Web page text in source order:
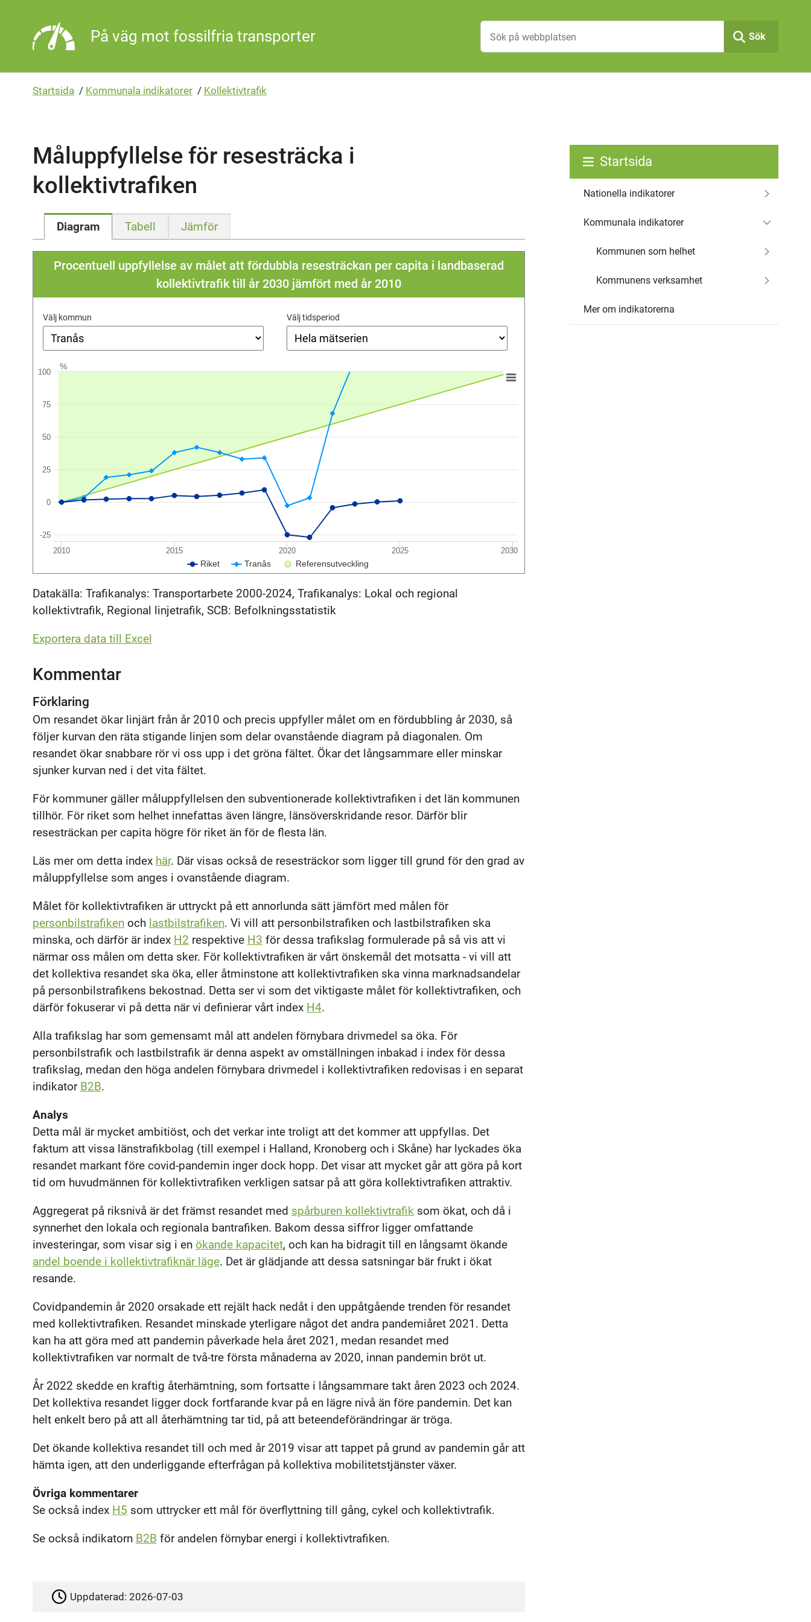
På väg mot fossilfria transporter Sök
Startsida / Kommunala indikatorer / Kollektivtrafik
Måluppfyllelse för resesträcka i
kollektivtrafiken
Diagram Tabell Jämför
Procentuell uppfyllelse av målet att fördubbla resesträckan per capita i landbaserad
kollektivtrafik till år 2030 jämfört med år 2010
Välj kommun Välj tidsperiod
%
Riket Tranås Referensutveckling
2010 2015 2020 2025 2030
-25
0
25
50
75
100
Datakälla: Trafikanalys: Transportarbete 2000-2024, Trafikanalys: Lokal och regional
kollektivtrafik, Regional linjetrafik, SCB: Befolkningsstatistik
Exportera data till Excel
Kommentar
Förklaring
Om resandet ökar linjärt från år 2010 och precis uppfyller målet om en fördubbling år 2030, så
följer kurvan den räta stigande linjen som delar ovanstående diagram på diagonalen. Om
resandet ökar snabbare rör vi oss upp i det gröna fältet. Ökar det långsammare eller minskar
sjunker kurvan ned i det vita fältet.
För kommuner gäller måluppfyllelsen den subventionerade kollektivtrafiken i det län kommunen
tillhör. För riket som helhet innefattas även längre, länsöverskridande resor. Därför blir
resesträckan per capita högre för riket än för de flesta län.
Läs mer om detta index här. Där visas också de resesträckor som ligger till grund för den grad av
måluppfyllelse som anges i ovanstående diagram.
Målet för kollektivtrafiken är uttryckt på ett annorlunda sätt jämfört med målen för
personbilstrafikenoch lastbilstrafiken. Vi vill att personbilstrafiken och lastbilstrafiken ska
minska, och därför är index H2 respektive H3 för dessa trafikslag formulerade på så vis att vi
närmar oss målen om detta sker. För kollektivtrafiken är vårt önskemål det motsatta - vi vill att
det kollektiva resandet ska öka, eller åtminstone att kollektivtrafiken ska vinna marknadsandelar
på personbilstrafikens bekostnad. Detta ser vi som det viktigaste målet för kollektivtrafiken, och
därför fokuserar vi på detta när vi definierar vårt index H4.
Alla trafikslag har som gemensamt mål att andelen förnybara drivmedel sa öka. För
personbilstrafik och lastbilstrafik är denna aspekt av omställningen inbakad i index för dessa
trafikslag, medan den höga andelen förnybara drivmedel i kollektivtrafiken redovisas i en separat
indikator B2B.
Analys
Detta mål är mycket ambitiöst, och det verkar inte troligt att det kommer att uppfyllas. Det
faktum att vissa länstrafikbolag (till exempel i Halland, Kronoberg och i Skåne) har lyckades öka
resandet markant före covid-pandemin inger dock hopp. Det visar att mycket går att göra på kort
tid om huvudmännen för kollektivtrafiken verkligen satsar på att göra kollektivtrafiken attraktiv.
Aggregerat på riksnivå är det främst resandet med spårburen kollektivtrafiksom ökat, och då i
synnerhet den lokala och regionala bantrafiken. Bakom dessa siffror ligger omfattande
investeringar, som visar sig i en ökande kapacitet, och kan ha bidragit till en långsamt ökande
andel boende i kollektivtrafiknär läge. Det är glädjande att dessa satsningar bär frukt i ökat
resande.
Covidpandemin år 2020 orsakade ett rejält hack nedåt i den uppåtgående trenden för resandet
med kollektivtrafiken. Resandet minskade yterligare något det andra pandemiåret 2021. Detta
kan ha att göra med att pandemin påverkade hela året 2021, medan resandet med
kollektivtrafiken var normalt de två-tre första månaderna av 2020, innan pandemin bröt ut.
År 2022 skedde en kraftig återhämtning, som fortsatte i långsammare takt åren 2023 och 2024.
Det kollektiva resandet ligger dock fortfarande kvar på en lägre nivå än före pandemin. Det kan
helt enkelt bero på att all återhämtning tar tid, på att beteendeförändringar är tröga.
Det ökande kollektiva resandet till och med år 2019 visar att tappet på grund av pandemin går att
hämta igen, att den underliggande efterfrågan på kollektiva mobilitetstjänster växer.
Övriga kommentarer
Se också index H5 som uttrycker ett mål för överflyttning till gång, cykel och kollektivtrafik.
Se också indikatorn B2B för andelen förnybar energi i kollektivtrafiken.
Uppdaterad:2026-07-03
Startsida
Nationella indikatorer
Kommunala indikatorer
Kommunen som helhet
Kommunens verksamhet
Mer om indikatorerna